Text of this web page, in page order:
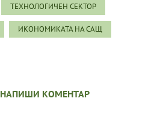
ТЕХНОЛОГИЧЕН СЕКТОР
ИКОНОМИКАТА НА САЩ
НАПИШИ КОМЕНТАР